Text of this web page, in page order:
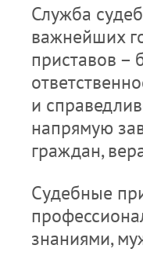
Служба
важнейших
приставов –
и
напрямую
граждан,
Судебные
знаниями,